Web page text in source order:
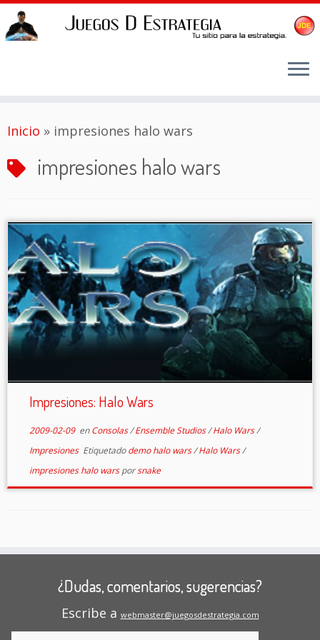
alInicio » impresiones halo wars
impresiones halo wars
Impresiones: Halo Wars
2009-02-09enConsolas/Ensemble Studios/Halo Wars/
Impresiones Etiquetadodemo halo wars/Halo Wars/
impresiones halo warsporsnake
¿Dudas, comentarios, sugerencias?
Escribe a webmaster@juegosdestrategia.com